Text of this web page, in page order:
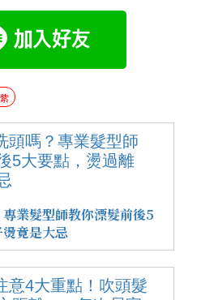
業髮型師教你漂髮前後5
竟是大忌